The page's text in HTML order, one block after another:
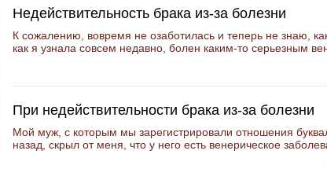
Недействительность брака из-за болезни
К сожалению, вовремя не озаботилась и теперь не знаю,
как я узнала совсем недавно, болен каким-то серьезным
При недействительности брака из-за болезни
Мой муж, с которым мы зарегистрировали отношения
назад, скрыл от меня, что у него есть венерическое